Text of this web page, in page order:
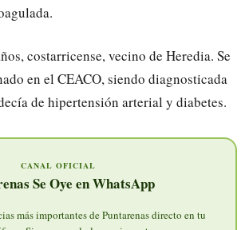
costarricense, vecino de Heredia. Se
en el CEACO, siendo diagnosticada
de hipertensión arterial y diabetes.
CANAL OFICIAL
Se Oye en WhatsApp
más importantes de Puntarenas directo en tu